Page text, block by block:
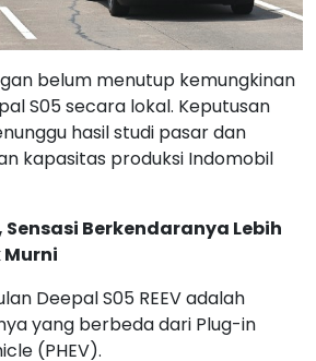
belum menutup kemungkinan
S05 secara lokal. Keputusan
hasil studi pasar dan
kapasitas produksi Indomobil
Sensasi Berkendaranya Lebih
Murni
Deepal S05 REEV adalah
yang berbeda dari Plug-in
(PHEV).